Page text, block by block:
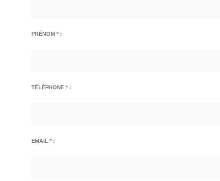
PRÉNOM * :
TÉLÉPHONE * :
EMAIL * :